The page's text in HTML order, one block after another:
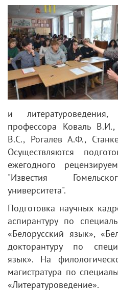
и
профессора Коваль
В.С., Рогалев А.Ф.,
Осуществляются
ежегодного
"Известия
университета".
Подготовка научных
аспирантуру по
«Белорусский язык»,
докторантуру по
язык». На
магистратура по
«Литературоведение».